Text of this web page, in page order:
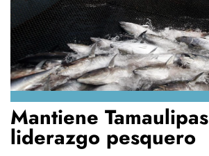
Mantiene Tamaulipas
liderazgo pesquero